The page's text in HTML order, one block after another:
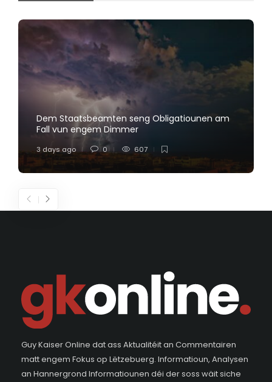
Dem Staatsbeamten seng Obligatiounen am
Fall vun engem Dimmer
3 days ago 0 607
Guy Kaiser Online dat ass Aktualitéit an Commentairen
matt engem Fokus op Lëtzebuerg. Informatioun, Analysen
an Hannergrond Informatiounen déi der soss wäit siche